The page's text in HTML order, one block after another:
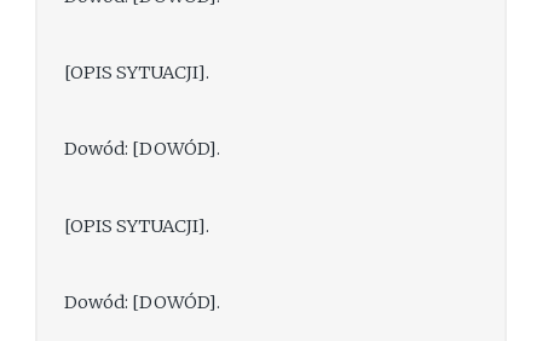
[OPIS SYTUACJI].
Dowód: [DOWÓD].
[OPIS SYTUACJI].
Dowód: [DOWÓD].